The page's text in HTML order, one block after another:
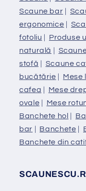
Scaune bar |
ergonomice |
fotoliu | Produse
naturală |
stofă | Scaune
bucătărie | Mese
cafea | Mese
ovale | Mese
Banchete hol |
bar | Banchete |
Banchete din